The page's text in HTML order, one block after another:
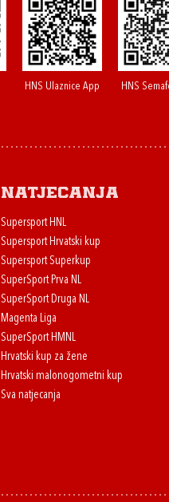
HNS Ulaznice App HNS
Natjecanja
Supersport HNL
Supersport Hrvatski kup
Supersport Superkup
SuperSport Prva NL
SuperSport Druga NL
Magenta Liga
SuperSport HMNL
Hrvatski kup za žene
Hrvatski malonogometni kup
Sva natjecanja